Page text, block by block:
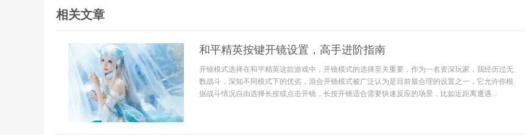
相关文章
和平精英按键开镜设置，高手进阶指南
开镜模式选择在和平精英这款游戏中，开镜模式的选择至关重要，作为一名资深玩家，我经历过无
数战斗，深知不同模式下的优劣，混合开镜模式被广泛认为是目前最合理的设置之一，它允许你根
据战斗情况自由选择长按或点击开镜，长按开镜适合需要快速反应的场景，比如近距离遭遇...